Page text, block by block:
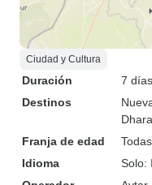
Ciudad y Cultura
Duración
7 días
Destinos
Franja de edad
Idioma
Solo: